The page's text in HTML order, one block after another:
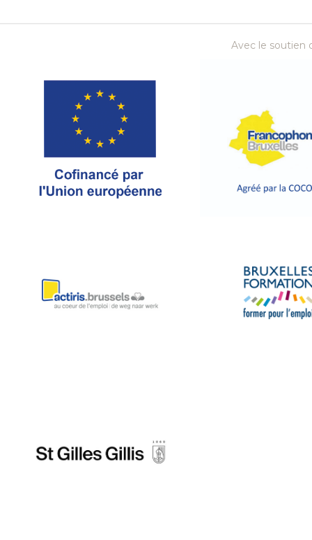
Avec le soutien